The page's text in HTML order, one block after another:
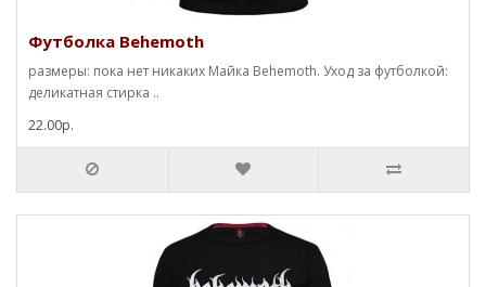
Футболка Behemoth
размеры: пока нет никаких Майка Behemoth. Уход за футболкой:
деликатная стирка ..
22.00р.